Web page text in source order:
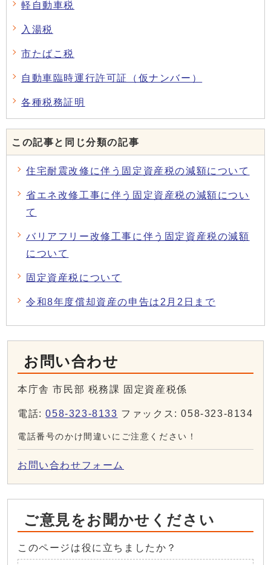
軽自動車税
入湯税
市たばこ税
自動車臨時運行許可証（仮ナンバー）
各種税務証明
この記事と同じ分類の記事
住宅耐震改修に伴う固定資産税の減額について
省エネ改修工事に伴う固定資産税の減額につい
て
バリアフリー改修工事に伴う固定資産税の減額
について
固定資産税について
令和8年度償却資産の申告は2月2日まで
お問い合わせ
本庁舎 市民部 税務課 固定資産税係
電話:058-323-8133 ファックス: 058-323-8134
電話番号のかけ間違いにご注意ください！
お問い合わせフォーム
ご意見をお聞かせください
このページは役に立ちましたか？